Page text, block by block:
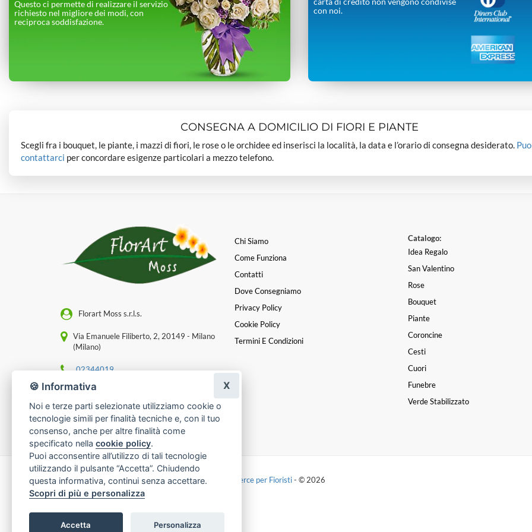
Questo ci permette di realizzare il servizio
richiesto nel migliore dei modi, con
reciproca soddisfazione.
con noi.
CONSEGNA A DOMICILIO DI FIORI E PIANTE
Scegli fra i bouquet, le piante, i mazzi di fiori, le rose o le orchidee ed inserisci la località, la data e l’orario di consegna desiderato.
contattarci per concordare esigenze particolari a mezzo telefono.
Florart Moss s.r.l.s.
Via Emanuele Filiberto, 2, 20149 - Milano
(Milano)
02344019
[email protected]
P. IVA 12635130961
Chi Siamo
Come Funziona
Contatti
Dove Consegniamo
Privacy Policy
Cookie Policy
Termini E Condizioni
Catalogo:
Idea Regalo
San Valentino
Rose
Bouquet
Piante
Coroncine
Cesti
Cuori
Funebre
Verde Stabilizzato
Made with byInfoser.it-Realizzazione Siti ecommerce per Fioristi- © 2026
🍪 Informativa
Noi e terze parti selezionate utilizziamo cookie o
tecnologie simili per finalità tecniche e, con il tuo
consenso, anche per altre finalità come
specificato nella cookie policy.
Puoi acconsentire all’utilizzo di tali tecnologie
utilizzando il pulsante “Accetta”. Chiudendo
questa informativa, continui senza accettare.
Scopri di più e personalizza
Accetta Personalizza
X